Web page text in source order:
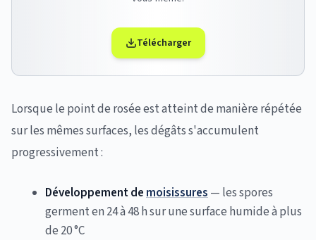
Télécharger
Lorsque le point de rosée est atteint de manière répétée
sur les mêmes surfaces, les dégâts s'accumulent
progressivement :
Développement de moisissures — les spores
germent en 24 à 48 h sur une surface humide à plus
de 20 °C